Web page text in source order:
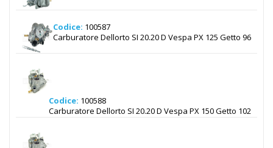
Codice: 100587
Carburatore Dellorto SI 20.20 D Vespa PX 125 Getto 96
Codice: 100588
Carburatore Dellorto SI 20.20 D Vespa PX 150 Getto 102